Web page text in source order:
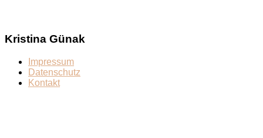
Kristina Günak
Impressum
Datenschutz
Kontakt